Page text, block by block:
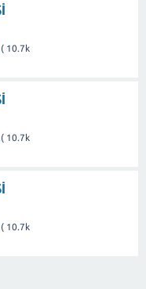
( 10.7k
( 10.7k
( 10.7k